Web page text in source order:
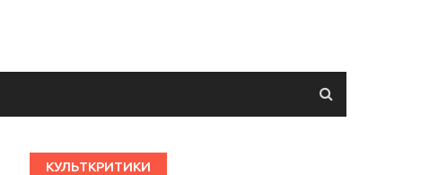
КУЛЬТКРИТИКИ